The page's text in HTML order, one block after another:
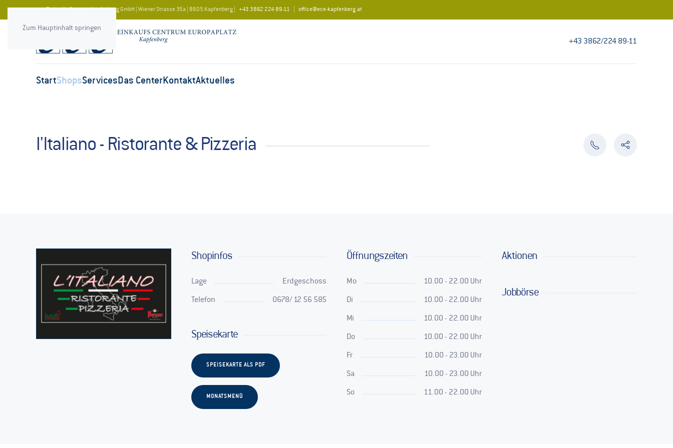
Zum Hauptinhalt springen
ece Einkaufs-Centrum Kapfenberg GmbH | Wiener Strasse 35a | 8605 Kapfenberg | +43 3862 224 89-11 office@ece-kapfenberg.at
+43 3862/224 89-11
StartShopsServices Das CenterKontaktAktuelles
l'Italiano - Ristorante & Pizzeria
Shopinfos
Lage Erdgeschoss
Telefon 0678/ 12 56 585
Speisekarte
SPEISEKARTE ALS PDF
MONATSMENÜ
Öffnungszeiten
Mo 10.00 - 22.00 Uhr
Di 10.00 - 22.00 Uhr
Mi 10.00 - 22.00 Uhr
Do 10.00 - 22.00 Uhr
Fr 10.00 - 23.00 Uhr
Sa 10.00 - 23.00 Uhr
So 11.00 - 22.00 Uhr
Aktionen
Jobbörse